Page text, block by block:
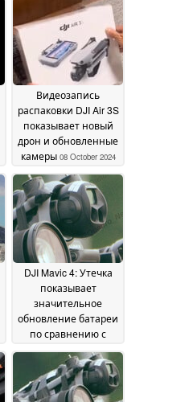
31 January 2025
Видеозапись
распаковки DJI Air 3S
показывает новый
дрон и обновленные
камеры 08 October 2024
DJI Mavic 4: Утечка
показывает
значительное
обновление батареи
по сравнению с
нового флагманского
дрона07 October 2024